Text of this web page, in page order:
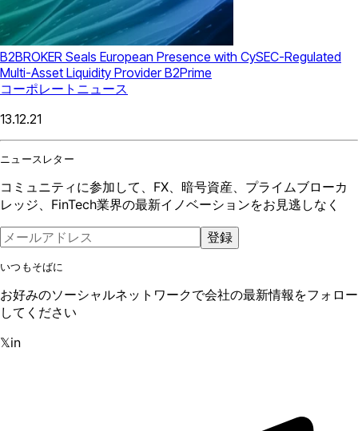
B2BROKER Seals European Presence with CySEC-Regulated
Multi-Asset Liquidity Provider B2Prime
コーポレートニュース
13.12.21
ニュースレター
コミュニティに参加して、FX、暗号資産、プライムブローカ
レッジ、FinTech業界の最新イノベーションをお見逃しなく
登録
いつもそばに
お好みのソーシャルネットワークで会社の最新情報をフォロー
してください
𝕏in